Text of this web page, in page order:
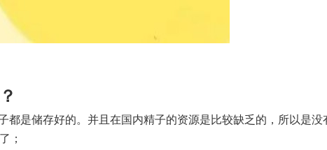
都是储存好的。并且在国内精子的资源是比较缺乏的，所以是没
；